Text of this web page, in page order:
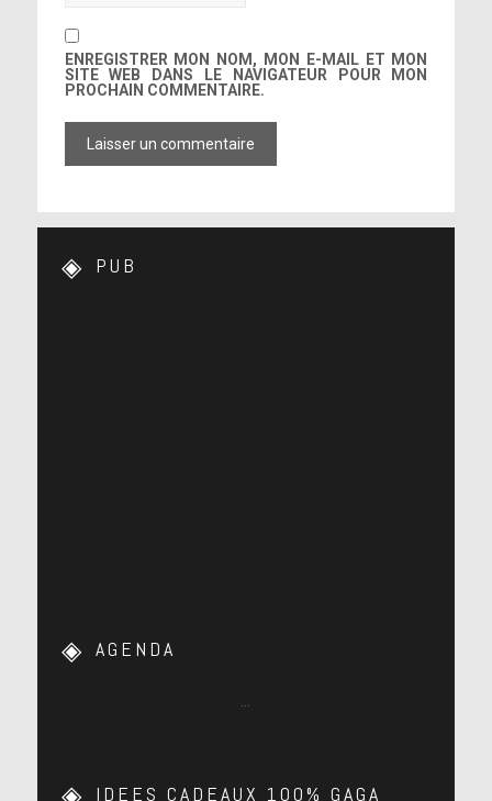
ENREGISTRER MON NOM, MON E-MAIL ET MON
SITE WEB DANS LE NAVIGATEUR POUR MON
PROCHAIN COMMENTAIRE.
PUB
AGENDA
…
IDEES CADEAUX 100% GAGA